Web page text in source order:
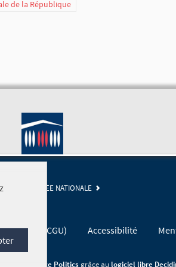
de la République
L'ASSEMBLÉE NATIONALE
(CGU) Accessibilité
Open Source Politicsgrâce au logiciel libre